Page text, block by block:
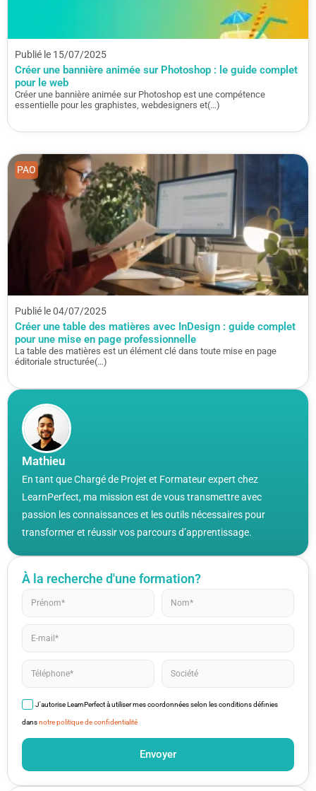
Mathieu
En tant que Chargé de Projet et Formateur expert chez
LearnPerfect, ma mission est de vous transmettre avec
passion les connaissances et les outils nécessaires pour
transformer et réussir vos parcours d’apprentissage.
À la recherche d'une formation?
J'autorise LearnPerfect à utiliser mes coordonnées selon les conditions définies
dansnotre politique de confidentialité
Envoyer
Publié le 15/07/2025
Créer une bannière animée sur Photoshop : le guide complet
pour le web
Créer une bannière animée sur Photoshop est une compétence
essentielle pour les graphistes, webdesigners et(…)
Publié le 04/07/2025
Créer une table des matières avec InDesign : guide complet
pour une mise en page professionnelle
La table des matières est un élément clé dans toute mise en page
éditoriale structurée(…)
PAO